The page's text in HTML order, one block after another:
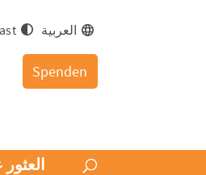
العربية
Spenden